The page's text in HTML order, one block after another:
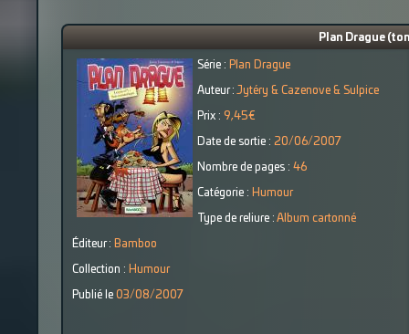
Plan Drague
Série : Plan Drague
Auteur : Jytéry & Cazenove & Sulpice
Prix : 9,45€
Date de sortie : 20/06/2007
Nombre de pages : 46
Catégorie : Humour
Type de reliure : Album cartonné
Éditeur : Bamboo
Collection : Humour
Publié le 03/08/2007